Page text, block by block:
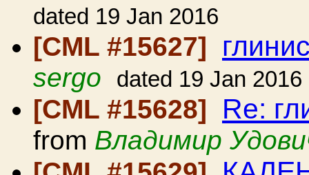
dated 19 Jan 2016
[CML #15627]
sergo dated 19 Jan 2016
[CML #15628] Re:
from Владимир